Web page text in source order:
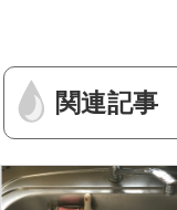
関連記事